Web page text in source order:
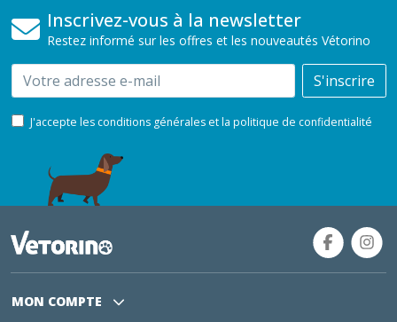
Inscrivez-vous à la newsletter
Restez informé sur les offres et les nouveautés Vétorino
Email S'inscrire
J'accepte les conditions générales et la politique de confidentialité
MON COMPTE